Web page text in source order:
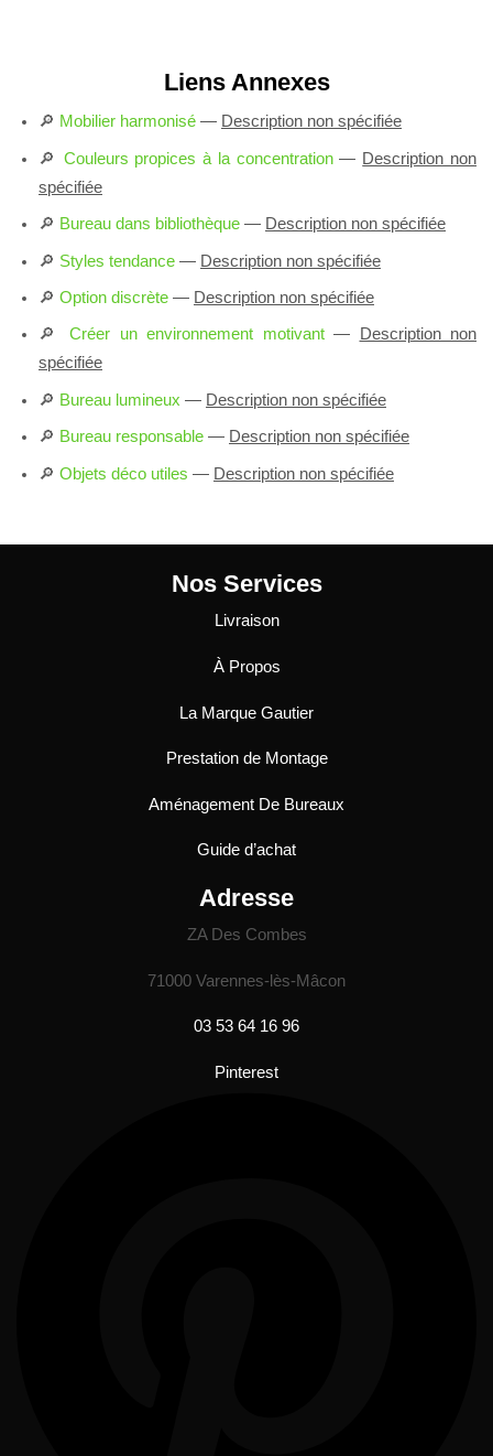
Liens Annexes
🔎 Mobilier harmonisé — Description non spécifiée
🔎 Couleurs propices à la concentration— Description non
spécifiée
🔎 Bureau dans bibliothèque — Description non spécifiée
🔎 Styles tendance — Description non spécifiée
🔎 Option discrète — Description non spécifiée
🔎 Créer un environnement motivant—
Description non
spécifiée
🔎 Bureau lumineux — Description non spécifiée
🔎 Bureau responsable — Description non spécifiée
🔎 Objets déco utiles — Description non spécifiée
Nos Services
Livraison
À Propos
La Marque Gautier
Prestation de Montage
Aménagement De Bureaux
Guide d’achat
Adresse
ZA Des Combes
71000 Varennes-lès-Mâcon
03 53 64 16 96
Pinterest